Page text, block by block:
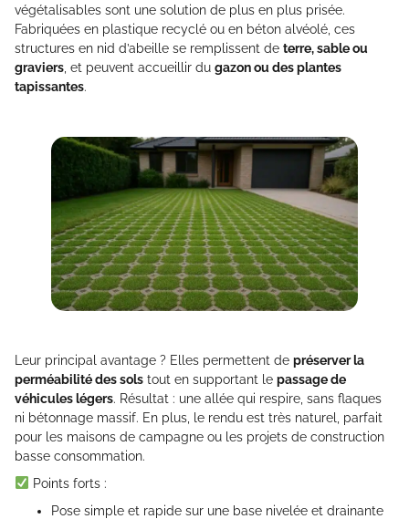
végétalisables sont une solution de plus en plus prisée.
Fabriquées en plastique recyclé ou en béton alvéolé, ces
structures en nid d’abeille se remplissent de terre, sable ou
graviers , et peuvent accueillir du gazon ou des plantes
tapissantes.
Leur principal avantage ? Elles permettent de préserver la
perméabilité des sols tout en supportant le passage de
véhicules légers. Résultat : une allée qui respire, sans flaques
ni bétonnage massif. En plus, le rendu est très naturel, parfait
pour les maisons de campagne ou les projets de construction
basse consommation.
Points forts :
Pose simple et rapide sur une base nivelée et drainante